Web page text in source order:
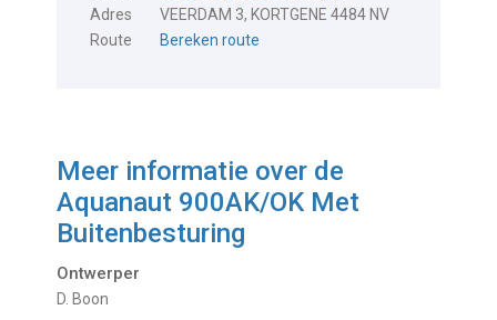
Adres
VEERDAM 3, KORTGENE 4484 NV
Route
Bereken route
Meer informatie over de
Aquanaut 900AK/OK Met
Buitenbesturing
Ontwerper
D. Boon